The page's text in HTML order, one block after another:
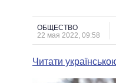
ГЛАВЫ
МЭРЫ
ВСЕ ПЕРСОНЫ
ОБЩЕСТВО
22 мая 2022, 09:58
Читати